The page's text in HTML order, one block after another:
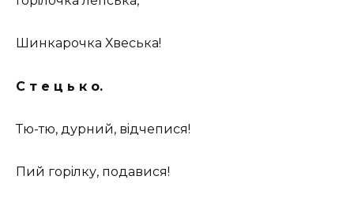
Шинкарочка Хвеська!
С т е ц ь к о.
Тю-тю, дурний, вiдчепися!
Пий горiлку, подавися!